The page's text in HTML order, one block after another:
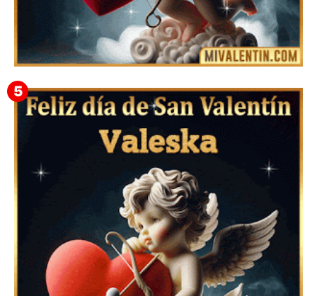
Feliz San Valentín Delsy